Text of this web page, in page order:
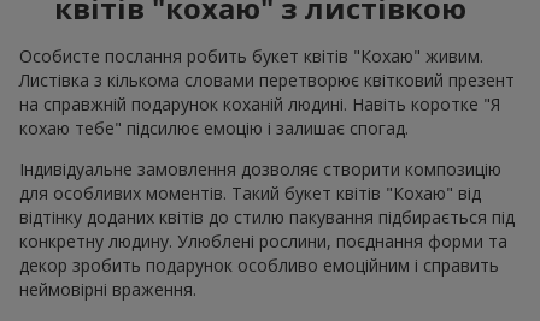
Особисте послання робить букет квітів "Кохаю" живим.
Листівка з кількома словами перетворює квітковий презент
на справжній подарунок коханій людині. Навіть коротке "Я
кохаю тебе" підсилює емоцію і залишає спогад.
Індивідуальне замовлення дозволяє створити композицію
для особливих моментів. Такий букет квітів "Кохаю" від
відтінку доданих квітів до стилю пакування підбирається під
конкретну людину. Улюблені рослини, поєднання форми та
декор зробить подарунок особливо емоційним і справить
неймовірні враження.